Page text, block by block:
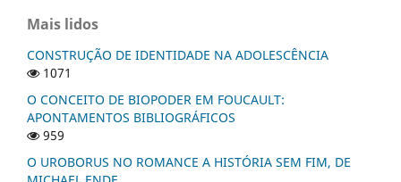
Mais lidos
CONSTRUÇÃO DE IDENTIDADE NA ADOLESCÊNCIA
1071
O CONCEITO DE BIOPODER EM FOUCAULT:
APONTAMENTOS BIBLIOGRÁFICOS
959
O UROBORUS NO ROMANCE A HISTÓRIA SEM FIM, DE